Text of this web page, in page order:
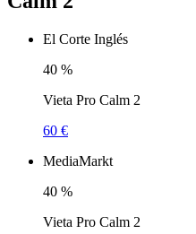
El Corte Inglés
40 %
Vieta Pro Calm 2
60 €
MediaMarkt
40 %
Vieta Pro Calm 2